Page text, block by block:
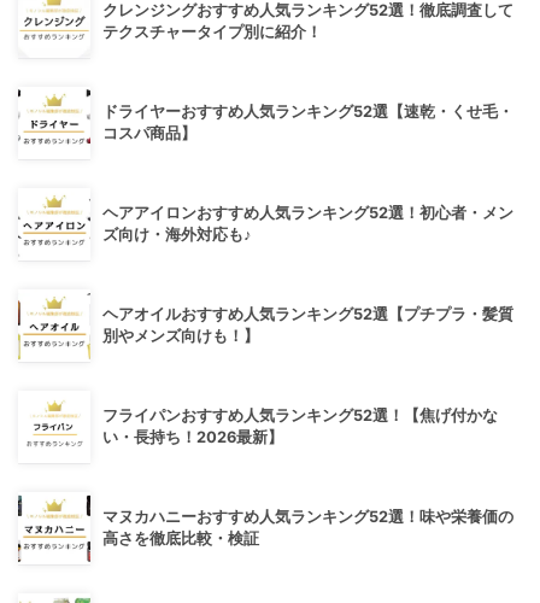
クレンジングおすすめ人気ランキング52選！徹底調査して
テクスチャータイプ別に紹介！
ドライヤーおすすめ人気ランキング52選【速乾・くせ毛・
コスパ商品】
ヘアアイロンおすすめ人気ランキング52選！初心者・メン
ズ向け・海外対応も♪
ヘアオイルおすすめ人気ランキング52選【プチプラ・髪質
別やメンズ向けも！】
フライパンおすすめ人気ランキング52選！【焦げ付かな
い・長持ち！2026最新】
マヌカハニーおすすめ人気ランキング52選！味や栄養価の
高さを徹底比較・検証